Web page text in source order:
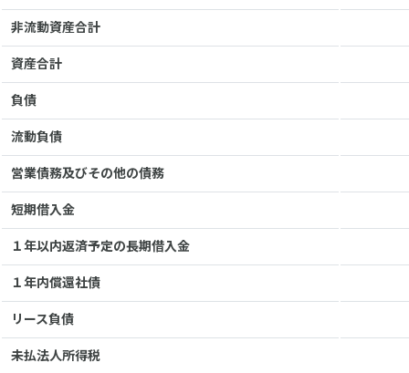
非流動資産合計
資産合計
負債
流動負債
営業債務及びその他の債務
短期借入金
１年以内返済予定の長期借入金
１年内償還社債
リース負債
未払法人所得税